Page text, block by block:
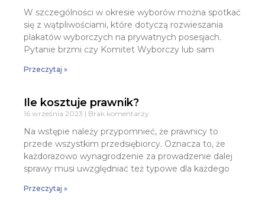
W szczególności w okresie wyborów można spotkać
się z wątpliwościami, które dotyczą rozwieszania
plakatów wyborczych na prywatnych posesjach.
Pytanie brzmi czy Komitet Wyborczy lub sam
Przeczytaj »
Ile kosztuje prawnik?
16 września 2023 Brak komentarzy
Na wstępie należy przypomnieć, że prawnicy to
przede wszystkim przedsiębiorcy. Oznacza to, że
każdorazowo wynagrodzenie za prowadzenie dalej
sprawy musi uwzględniać też typowe dla każdego
Przeczytaj »